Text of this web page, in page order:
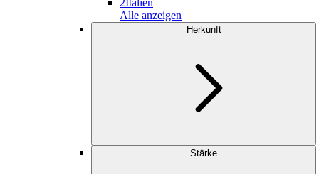
2Italien
Alle anzeigen
Herkunft
Stärke